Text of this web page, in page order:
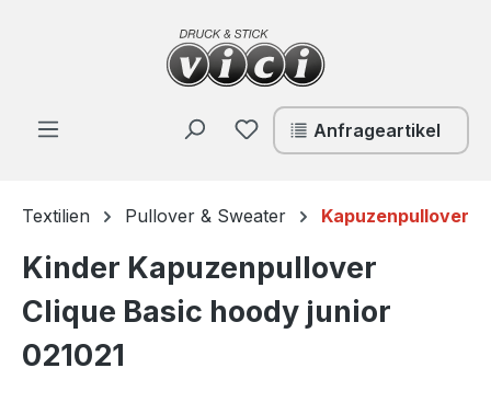
Zum Hauptinhalt springen
Du hast 0 Produkte auf
Anfrageartikel
Textilien Pullover & Sweater Kapuzenpullover
Kinder Kapuzenpullover
Clique Basic hoody junior
021021